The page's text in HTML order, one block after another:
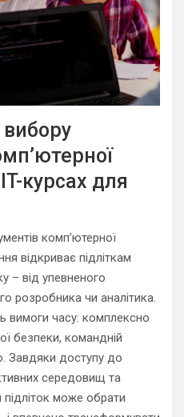
курсах для
комп’ютерної
відкриває підліткам
– від упевненого
розробника чи аналітика.
вимоги часу: комплексно
безпеки, командній
Завдяки доступу до
середовищ та
може обрати